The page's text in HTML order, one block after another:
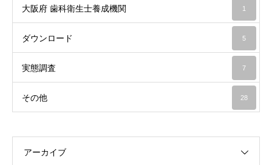
大阪府 歯科衛生士養成機関 1
ダウンロード 5
実態調査 7
その他 28
アーカイブ